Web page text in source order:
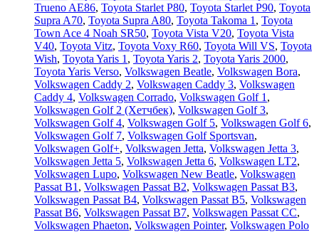
Trueno AE86, Toyota Starlet P80, Toyota Starlet P90, Toyota
Supra A70, Toyota Supra A80, Toyota Takoma 1 , Toyota
Town Ace 4 Noah SR50, Toyota Vista V20, Toyota Vista
V40, Toyota Vitz, Toyota Voxy R60, Toyota Will VS, Toyota
Wish, Toyota Yaris 1 , Toyota Yaris 2, Toyota Yaris 2000,
Toyota Yaris Verso, Volkswagen Beatle, Volkswagen Bora,
Volkswagen Caddy 2, Volkswagen Caddy 3, Volkswagen
Caddy 4, Volkswagen Corrado, Volkswagen Golf 1 ,
Volkswagen Golf 2 (Хетчбек), Volkswagen Golf 3,
Volkswagen Golf 4, Volkswagen Golf 5, Volkswagen Golf 6,
Volkswagen Golf 7, Volkswagen Golf Sportsvan,
Volkswagen Golf+, Volkswagen Jetta, Volkswagen Jetta 3,
Volkswagen Jetta 5, Volkswagen Jetta 6, Volkswagen LT2,
Volkswagen Lupo, Volkswagen New Beatle, Volkswagen
Passat B1 , Volkswagen Passat B2, Volkswagen Passat B3,
Volkswagen Passat B4, Volkswagen Passat B5, Volkswagen
Passat B6, Volkswagen Passat B7, Volkswagen Passat CC,
Volkswagen Phaeton, Volkswagen Pointer, Volkswagen Polo